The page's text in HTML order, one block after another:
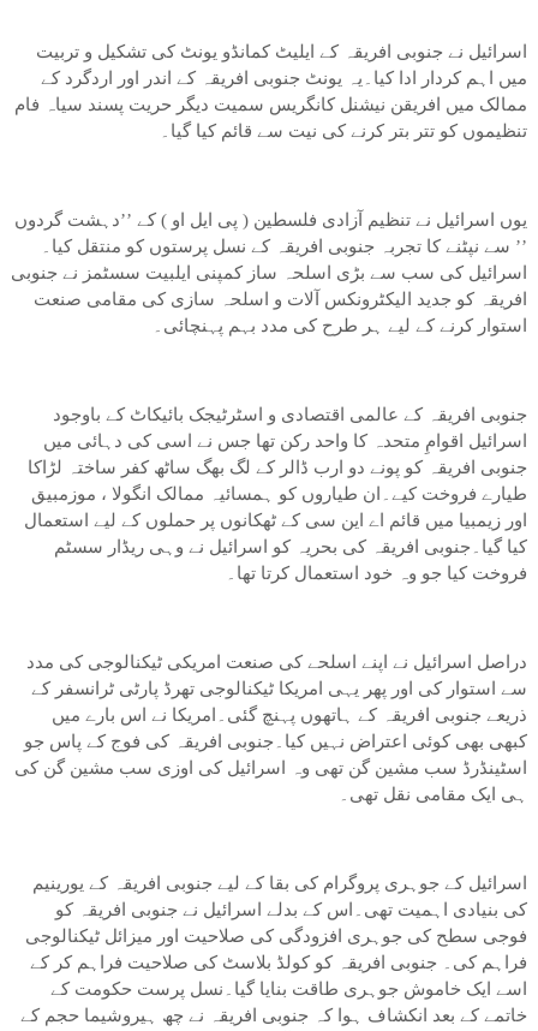
اسرائیل نے جنوبی افریقہ کے ایلیٹ کمانڈو یونٹ کی تشکیل و تربیت
میں اہم کردار ادا کیا۔یہ یونٹ جنوبی افریقہ کے اندر اور اردگرد کے
ممالک میں افریقن نیشنل کانگریس سمیت دیگر حریت پسند سیاہ فام
تنظیموں کو تتر بتر کرنے کی نیت سے قائم کیا گیا۔
یوں اسرائیل نے تنظیم آزادی فلسطین ( پی ایل او ) کے ’’دہشت گردوں
’’ سے نپٹنے کا تجربہ جنوبی افریقہ کے نسل پرستوں کو منتقل کیا۔
اسرائیل کی سب سے بڑی اسلحہ ساز کمپنی ایلبیت سسٹمز نے جنوبی
افریقہ کو جدید الیکٹرونکس آلات و اسلحہ سازی کی مقامی صنعت
استوار کرنے کے لیے ہر طرح کی مدد بہم پہنچائی۔
جنوبی افریقہ کے عالمی اقتصادی و اسٹرٹیجک بائیکاٹ کے باوجود
اسرائیل اقوامِ متحدہ کا واحد رکن تھا جس نے اسی کی دہائی میں
جنوبی افریقہ کو پونے دو ارب ڈالر کے لگ بھگ ساٹھ کفر ساختہ لڑاکا
طیارے فروخت کیے۔ان طیاروں کو ہمسائیہ ممالک انگولا ، موزمبیق
اور زیمبیا میں قائم اے این سی کے ٹھکانوں پر حملوں کے لیے استعمال
کیا گیا۔جنوبی افریقہ کی بحریہ کو اسرائیل نے وہی ریڈار سسٹم
فروخت کیا جو وہ خود استعمال کرتا تھا۔
دراصل اسرائیل نے اپنے اسلحے کی صنعت امریکی ٹیکنالوجی کی مدد
سے استوار کی اور پھر یہی امریکا ٹیکنالوجی تھرڈ پارٹی ٹرانسفر کے
ذریعے جنوبی افریقہ کے ہاتھوں پہنچ گئی۔امریکا نے اس بارے میں
کبھی بھی کوئی اعتراض نہیں کیا۔جنوبی افریقہ کی فوج کے پاس جو
اسٹینڈرڈ سب مشین گن تھی وہ اسرائیل کی اوزی سب مشین گن کی
ہی ایک مقامی نقل تھی۔
اسرائیل کے جوہری پروگرام کی بقا کے لیے جنوبی افریقہ کے یورینیم
کی بنیادی اہمیت تھی۔اس کے بدلے اسرائیل نے جنوبی افریقہ کو
فوجی سطح کی جوہری افزودگی کی صلاحیت اور میزائل ٹیکنالوجی
فراہم کی۔ جنوبی افریقہ کو کولڈ بلاسٹ کی صلاحیت فراہم کر کے
اسے ایک خاموش جوہری طاقت بنایا گیا۔نسل پرست حکومت کے
خاتمے کے بعد انکشاف ہوا کہ جنوبی افریقہ نے چھ ہیروشیما حجم کے